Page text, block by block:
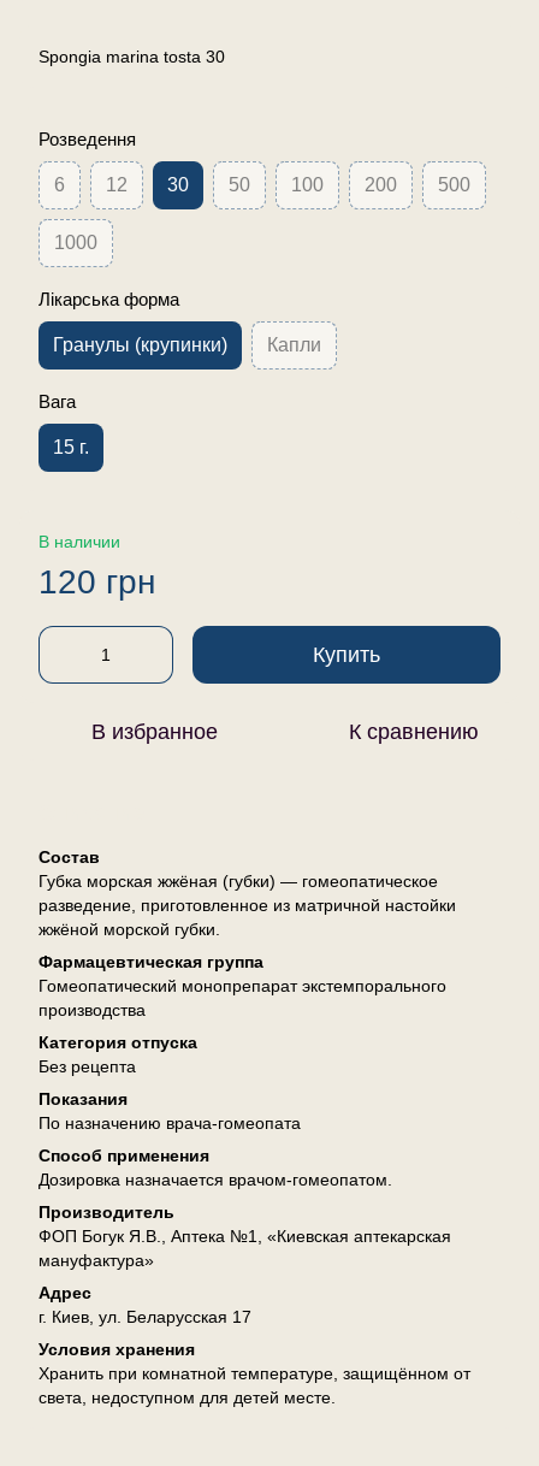
Spongia marina tosta 30
Розведення
6 12 30 50 100 200 500
1000
Лікарська форма
Гранулы (крупинки) Капли
Вага
15 г.
В наличии
120 грн
Купить
В избранное К сравнению
Состав
Губка морская жжёная (губки) — гомеопатическое
разведение, приготовленное из матричной настойки
жжёной морской губки.
Фармацевтическая группа
Гомеопатический монопрепарат экстемпорального
производства
Категория отпуска
Без рецепта
Показания
По назначению врача-гомеопата
Способ применения
Дозировка назначается врачом-гомеопатом.
Производитель
ФОП Богук Я.В., Аптека №1, «Киевская аптекарская
мануфактура»
Адрес
г. Киев, ул. Беларусская 17
Условия хранения
Хранить при комнатной температуре, защищённом от
света, недоступном для детей месте.